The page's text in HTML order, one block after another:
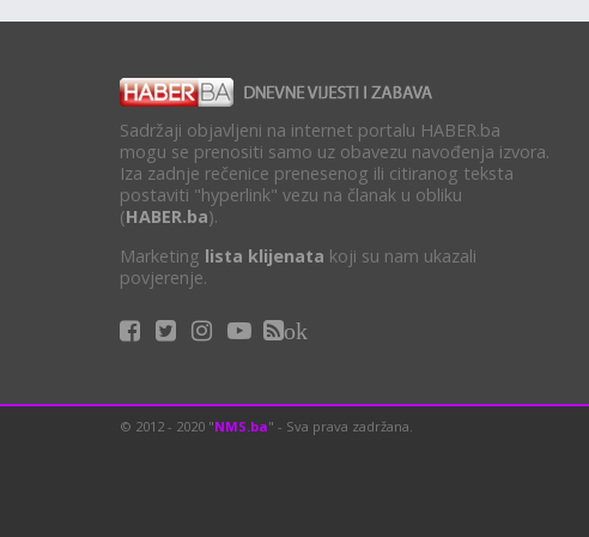
Sadržaji objavljeni na internet portalu HABER.ba
mogu se prenositi samo uz obavezu navođenja izvora.
Iza zadnje rečenice prenesenog ili citiranog teksta
postaviti "hyperlink" vezu na članak u obliku
(HABER.ba).
Marketing lista klijenata koji su nam ukazali
povjerenje.
ok
© 2012 - 2020 "NMS.ba" - Sva prava zadržana.